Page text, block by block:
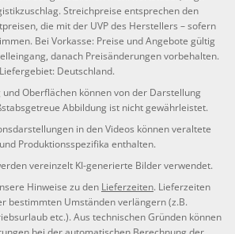
Streichpreise entsprechen den
die mit der UVP des Herstellers – sofern
Bei Vorkasse: Preise und Angebote gültig
danach Preisänderungen vorbehalten.
Liefergebiet: Deutschland.
und Oberflächen können von der Darstellung
Abbildung ist nicht gewährleistet.
in den Videos können veraltete
Produktionsspezifika enthalten.
vereinzelt KI-generierte Bilder verwendet.
Hinweise zu den Lieferzeiten. Lieferzeiten
bestimmten Umständen verlängern (z.B.
etc.). Aus technischen Gründen können